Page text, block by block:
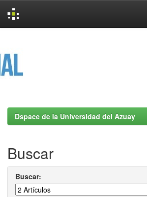
Dspace de la Universidad del Azuay
Buscar
Buscar: